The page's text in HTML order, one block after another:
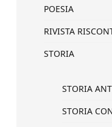
POESIA
RIVISTA
STORIA
STORIA
STORIA